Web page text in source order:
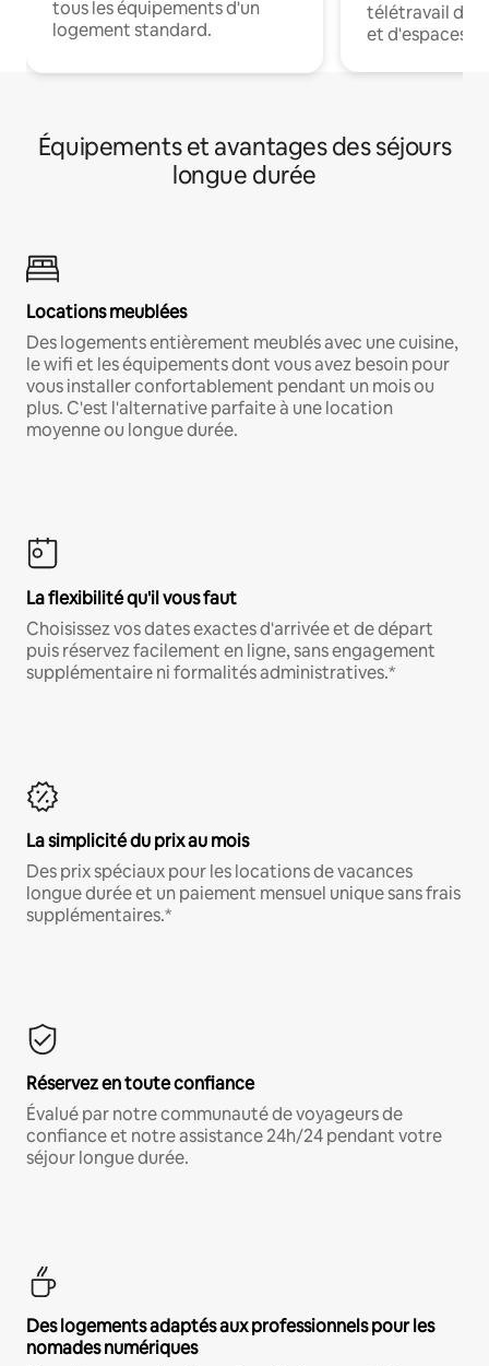
tous les équipements d'un
logement standard.
télétravail
et d'espaces
Équipements et avantages des séjours
longue durée
Locations meublées
Des logements entièrement meublés avec une cuisine,
le wifi et les équipements dont vous avez besoin pour
vous installer confortablement pendant un mois ou
plus. C'est l'alternative parfaite à une location
moyenne ou longue durée.
La flexibilité qu'il vous faut
Choisissez vos dates exactes d'arrivée et de départ
puis réservez facilement en ligne, sans engagement
supplémentaire ni formalités administratives.*
La simplicité du prix au mois
Des prix spéciaux pour les locations de vacances
longue durée et un paiement mensuel unique sans frais
supplémentaires.*
Réservez en toute confiance
Évalué par notre communauté de voyageurs de
confiance et notre assistance 24h/24 pendant votre
séjour longue durée.
Des logements adaptés aux professionnels pour les
nomades numériques